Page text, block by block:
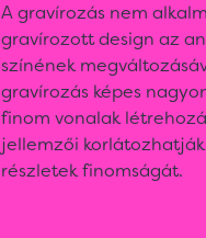
A gravírozás nem
gravírozott design az
színének
gravírozás képes
finom vonalak
jellemzői
részletek finomságát.